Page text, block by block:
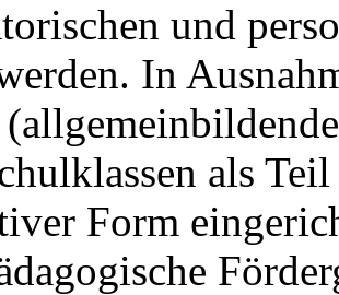
und
In
als
Form